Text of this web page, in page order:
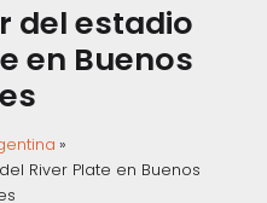
del estadio
en Buenos
River Plate en Buenos